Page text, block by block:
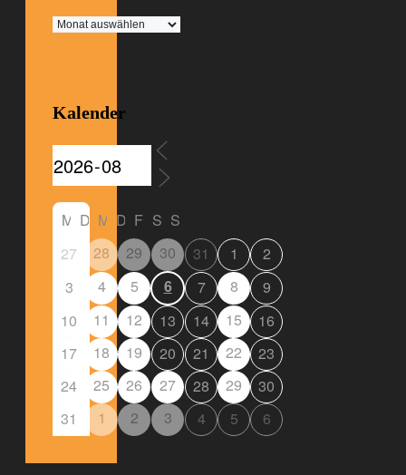
Archiv
Kalender
M D M D F S S
27
28 29 30 31 1
2
3
4 5 6 7 8
9
10
11 12 13 14 15
16
17
18 19 20 21 22
23
24
25 26 27 28 29
30
31
1 2 3 4 5 6